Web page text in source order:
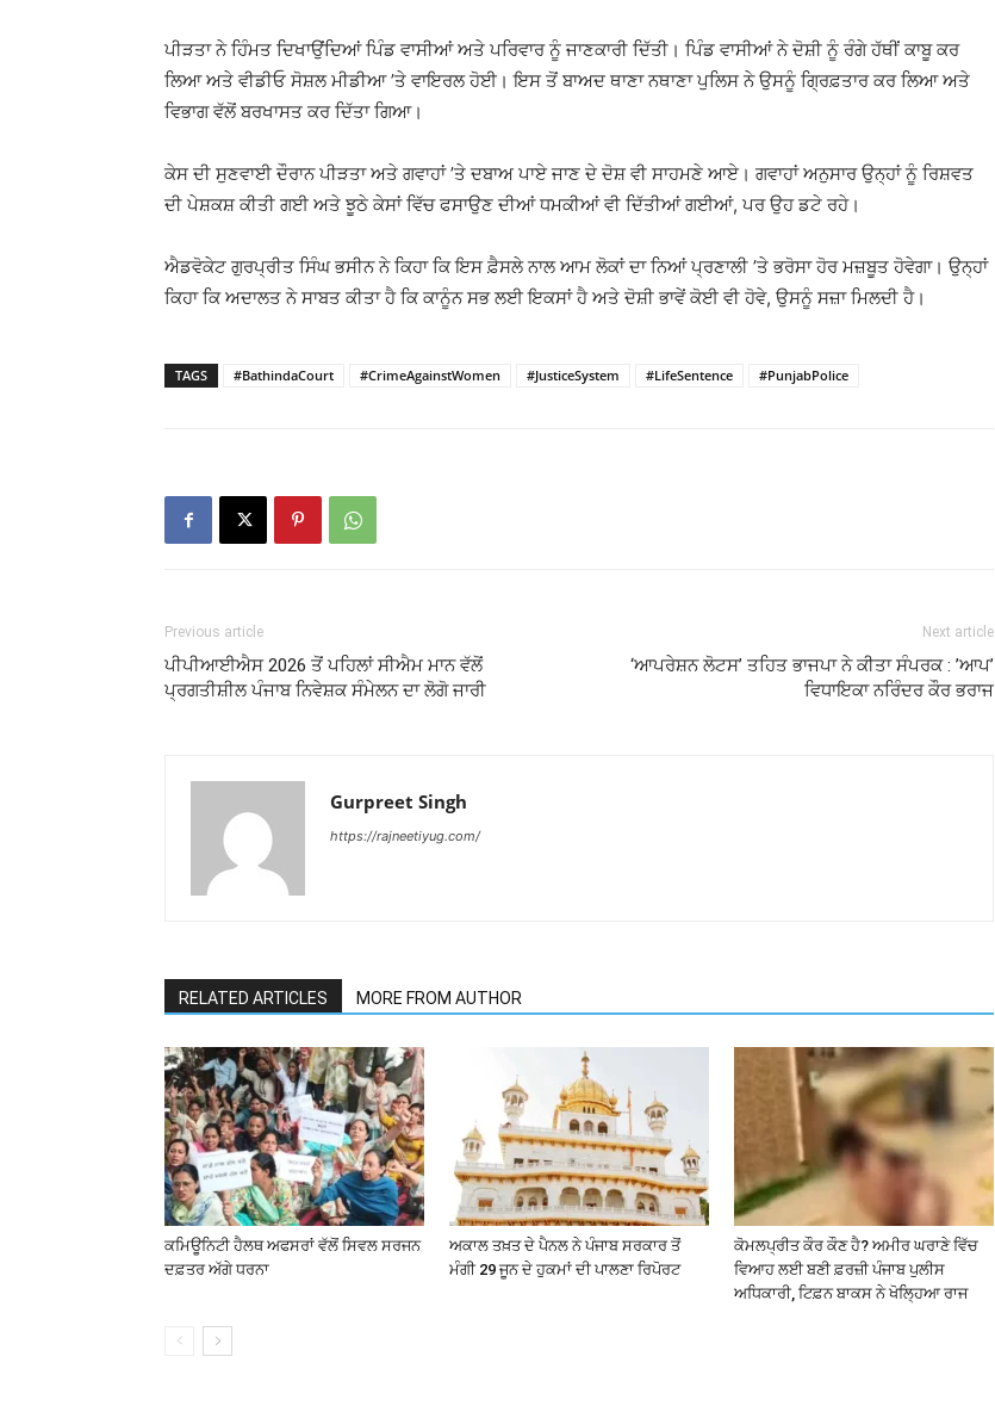
ਪੀੜਤਾ ਨੇ ਹਿੰਮਤ ਦਿਖਾਉਂਦਿਆਂ ਪਿੰਡ ਵਾਸੀਆਂ ਅਤੇ ਪਰਿਵਾਰ ਨੂੰ ਜਾਣਕਾਰੀ ਦਿੱਤੀ। ਪਿੰਡ ਵਾਸੀਆਂ ਨੇ ਦੋਸ਼ੀ ਨੂੰ ਰੰਗੇ ਹੱਥੀਂ ਕਾਬੂ ਕਰ
ਲਿਆ ਅਤੇ ਵੀਡੀਓ ਸੋਸ਼ਲ ਮੀਡੀਆ ’ਤੇ ਵਾਇਰਲ ਹੋਈ। ਇਸ ਤੋਂ ਬਾਅਦ ਥਾਣਾ ਨਥਾਣਾ ਪੁਲਿਸ ਨੇ ਉਸਨੂੰ ਗ੍ਰਿਫ਼ਤਾਰ ਕਰ ਲਿਆ ਅਤੇ
ਵਿਭਾਗ ਵੱਲੋਂ ਬਰਖਾਸਤ ਕਰ ਦਿੱਤਾ ਗਿਆ।
ਕੇਸ ਦੀ ਸੁਣਵਾਈ ਦੌਰਾਨ ਪੀੜਤਾ ਅਤੇ ਗਵਾਹਾਂ ’ਤੇ ਦਬਾਅ ਪਾਏ ਜਾਣ ਦੇ ਦੋਸ਼ ਵੀ ਸਾਹਮਣੇ ਆਏ। ਗਵਾਹਾਂ ਅਨੁਸਾਰ ਉਨ੍ਹਾਂ ਨੂੰ ਰਿਸ਼ਵਤ
ਦੀ ਪੇਸ਼ਕਸ਼ ਕੀਤੀ ਗਈ ਅਤੇ ਝੂਠੇ ਕੇਸਾਂ ਵਿੱਚ ਫਸਾਉਣ ਦੀਆਂ ਧਮਕੀਆਂ ਵੀ ਦਿੱਤੀਆਂ ਗਈਆਂ, ਪਰ ਉਹ ਡਟੇ ਰਹੇ।
ਐਡਵੋਕੇਟ ਗੁਰਪ੍ਰੀਤ ਸਿੰਘ ਭਸੀਨ ਨੇ ਕਿਹਾ ਕਿ ਇਸ ਫ਼ੈਸਲੇ ਨਾਲ ਆਮ ਲੋਕਾਂ ਦਾ ਨਿਆਂ ਪ੍ਰਣਾਲੀ ’ਤੇ ਭਰੋਸਾ ਹੋਰ ਮਜ਼ਬੂਤ ਹੋਵੇਗਾ। ਉਨ੍ਹਾਂ
ਕਿਹਾ ਕਿ ਅਦਾਲਤ ਨੇ ਸਾਬਤ ਕੀਤਾ ਹੈ ਕਿ ਕਾਨੂੰਨ ਸਭ ਲਈ ਇਕਸਾਂ ਹੈ ਅਤੇ ਦੋਸ਼ੀ ਭਾਵੇਂ ਕੋਈ ਵੀ ਹੋਵੇ, ਉਸਨੂੰ ਸਜ਼ਾ ਮਿਲਦੀ ਹੈ।
TAGS #BathindaCourt #CrimeAgainstWomen #JusticeSystem #LifeSentence #PunjabPolice
Previous article
ਪੀਪੀਆਈਐਸ 2026 ਤੋਂ ਪਹਿਲਾਂ ਸੀਐਮ ਮਾਨ ਵੱਲੋਂ
ਪ੍ਰਗਤੀਸ਼ੀਲ ਪੰਜਾਬ ਨਿਵੇਸ਼ਕ ਸੰਮੇਲਨ ਦਾ ਲੋਗੋ ਜਾਰੀ
Next article
‘ਆਪਰੇਸ਼ਨ ਲੋਟਸ’ ਤਹਿਤ ਭਾਜਪਾ ਨੇ ਕੀਤਾ ਸੰਪਰਕ : ’ਆਪ’
ਵਿਧਾਇਕਾ ਨਰਿੰਦਰ ਕੌਰ ਭਰਾਜ
Gurpreet Singh
https://rajneetiyug.com/
RELATED ARTICLES MORE FROM AUTHOR
ਕਮਿਊਨਿਟੀ ਹੈਲਥ ਅਫਸਰਾਂ ਵੱਲੋਂ ਸਿਵਲ ਸਰਜਨ
ਦਫ਼ਤਰ ਅੱਗੇ ਧਰਨਾ
ਅਕਾਲ ਤਖ਼ਤ ਦੇ ਪੈਨਲ ਨੇ ਪੰਜਾਬ ਸਰਕਾਰ ਤੋਂ
ਮੰਗੀ 29 ਜੂਨ ਦੇ ਹੁਕਮਾਂ ਦੀ ਪਾਲਣਾ ਰਿਪੋਰਟ
ਕੋਮਲਪ੍ਰੀਤ ਕੌਰ ਕੌਣ ਹੈ? ਅਮੀਰ ਘਰਾਣੇ ਵਿੱਚ
ਵਿਆਹ ਲਈ ਬਣੀ ਫ਼ਰਜ਼ੀ ਪੰਜਾਬ ਪੁਲੀਸ
ਅਧਿਕਾਰੀ, ਟਿਫ਼ਨ ਬਾਕਸ ਨੇ ਖੋਲ੍ਹਿਆ ਰਾਜ